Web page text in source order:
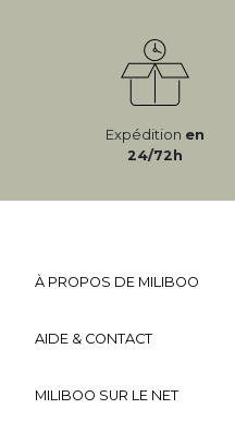
Expédition en
24/72h
À PROPOS DE MILIBOO
AIDE & CONTACT
MILIBOO SUR LE NET